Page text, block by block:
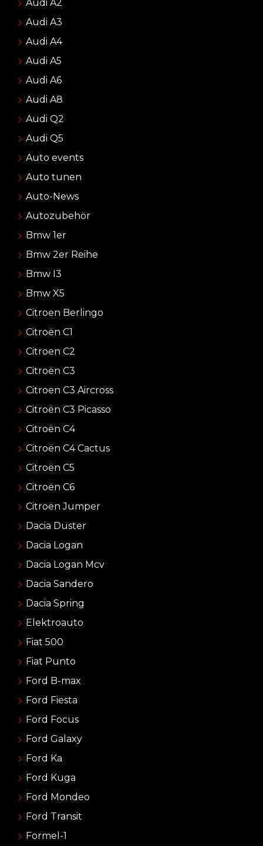
Audi A2
Audi A3
Audi A4
Audi A5
Audi A6
Audi A8
Audi Q2
Audi Q5
Auto events
Auto tunen
Auto-News
Autozubehör
Bmw 1er
Bmw 2er Reihe
Bmw I3
Bmw X5
Citroen Berlingo
Citroën C1
Citroen C2
Citroën C3
Citroen C3 Aircross
Citroën C3 Picasso
Citroën C4
Citroën C4 Cactus
Citroën C5
Citroën C6
Citroën Jumper
Dacia Duster
Dacia Logan
Dacia Logan Mcv
Dacia Sandero
Dacia Spring
Elektroauto
Fiat 500
Fiat Punto
Ford B-max
Ford Fiesta
Ford Focus
Ford Galaxy
Ford Ka
Ford Kuga
Ford Mondeo
Ford Transit
Formel-1